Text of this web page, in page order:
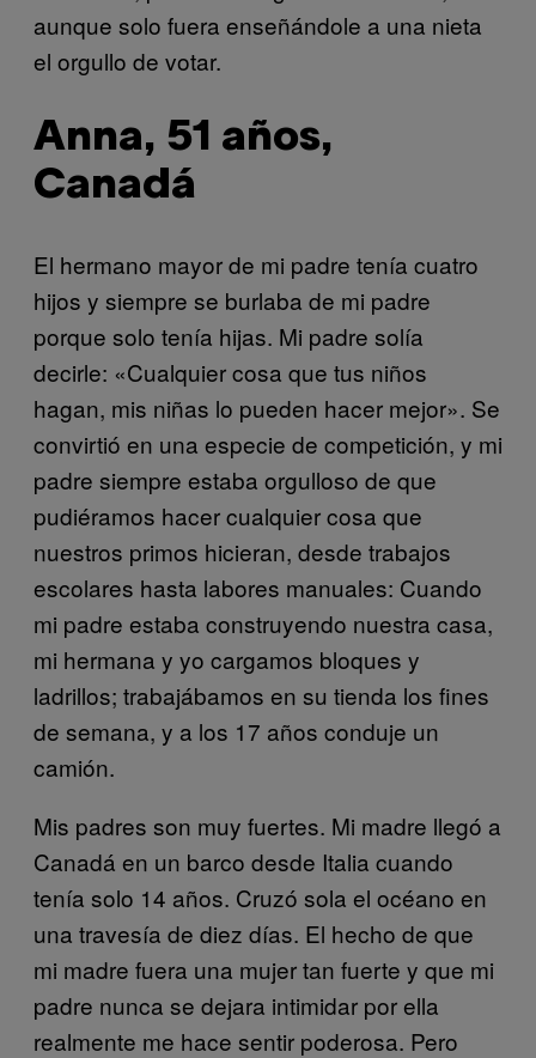
aunque solo fuera enseñándole a una nieta
el orgullo de votar.
Anna, 51 años,
Canadá
El hermano mayor de mi padre tenía cuatro
hijos y siempre se burlaba de mi padre
porque solo tenía hijas. Mi padre solía
decirle: «Cualquier cosa que tus niños
hagan, mis niñas lo pueden hacer mejor». Se
convirtió en una especie de competición, y mi
padre siempre estaba orgulloso de que
pudiéramos hacer cualquier cosa que
nuestros primos hicieran, desde trabajos
escolares hasta labores manuales: Cuando
mi padre estaba construyendo nuestra casa,
mi hermana y yo cargamos bloques y
ladrillos; trabajábamos en su tienda los fines
de semana, y a los 17 años conduje un
camión.
Mis padres son muy fuertes. Mi madre llegó a
Canadá en un barco desde Italia cuando
tenía solo 14 años. Cruzó sola el océano en
una travesía de diez días. El hecho de que
mi madre fuera una mujer tan fuerte y que mi
padre nunca se dejara intimidar por ella
realmente me hace sentir poderosa. Pero